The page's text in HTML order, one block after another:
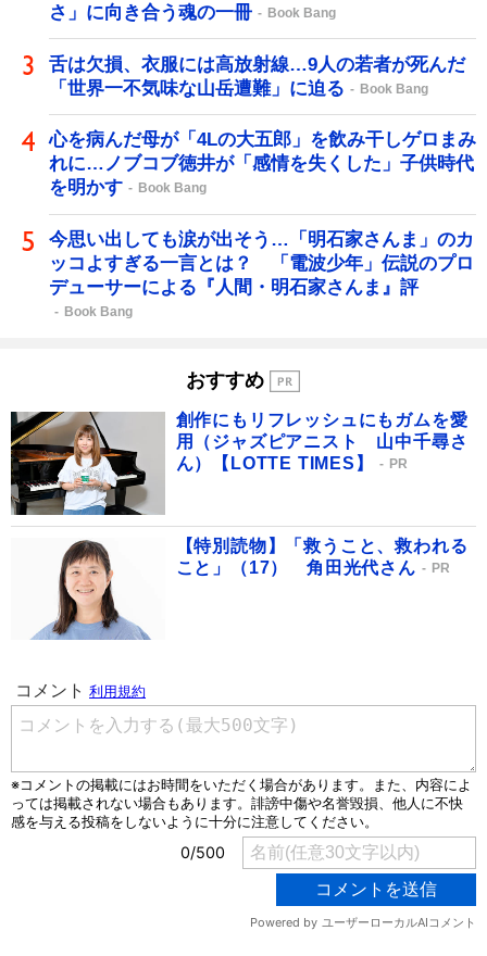
さ」に向き合う魂の一冊
Book Bang
舌は欠損、衣服には高放射線…9人の若者が死んだ
「世界一不気味な山岳遭難」に迫る
Book Bang
心を病んだ母が「4Lの大五郎」を飲み干しゲロまみ
れに…ノブコブ徳井が「感情を失くした」子供時代
を明かす
Book Bang
今思い出しても涙が出そう…「明石家さんま」のカ
ッコよすぎる一言とは？ 「電波少年」伝説のプロ
デューサーによる『人間・明石家さんま』評
Book Bang
おすすめ
創作にもリフレッシュにもガムを愛
用（ジャズピアニスト 山中千尋さ
ん）【LOTTE TIMES】
PR
【特別読物】「救うこと、救われる
こと」（17） 角田光代さん
PR